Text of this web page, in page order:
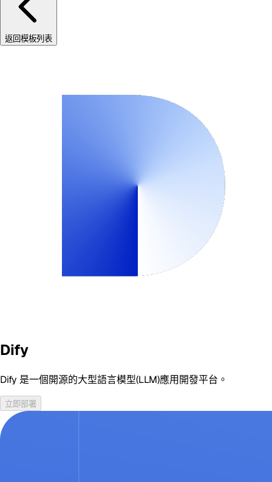
返回模板列表
Dify
Dify 是一個開源的大型語言模型(LLM)應用開發平台。
立即部署